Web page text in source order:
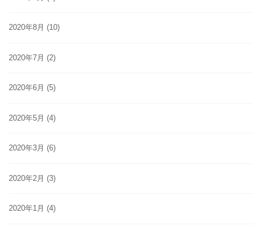
2020年8月 (10)
2020年7月 (2)
2020年6月 (5)
2020年5月 (4)
2020年3月 (6)
2020年2月 (3)
2020年1月 (4)